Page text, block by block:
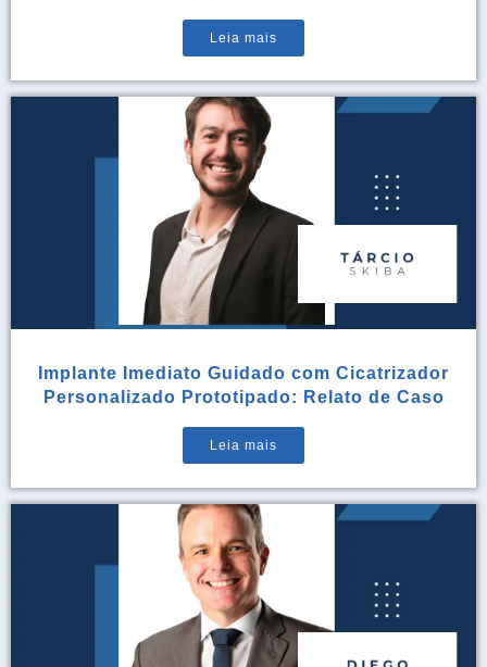
Leia mais
Implante Imediato Guidado com Cicatrizador
Personalizado Prototipado: Relato de Caso
Leia mais